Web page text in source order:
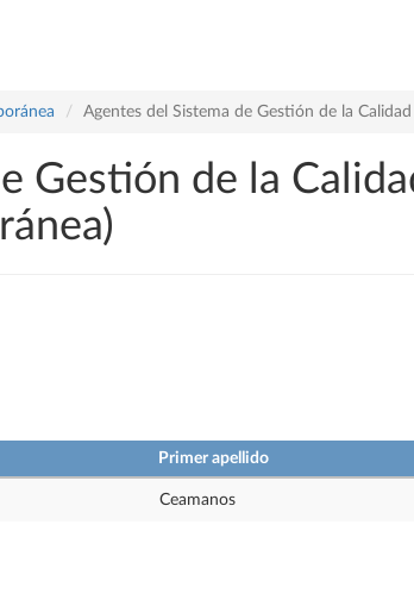
Agentes del Sistema de Gestión de la Calidad
Gestión de la
Primer apellido
Ceamanos